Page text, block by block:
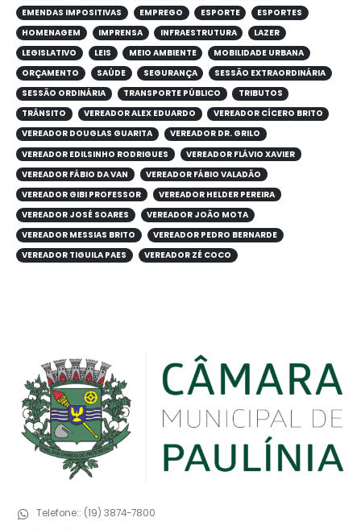
EMENDAS IMPOSITIVAS
EMPREGO ESPORTE
ESPORTES
HOMENAGEM
IMPRENSA INFRAESTRUTURA
LAZER
LEGISLATIVO
LEIS MEIO AMBIENTE
MOBILIDADE URBANA
ORÇAMENTO
SAÚDE SEGURANÇA
SESSÃO EXTRAORDINÁRIA
SESSÃO ORDINÁRIA
TRANSPORTE PÚBLICO
TRIBUTOS
TRÂNSITO
VEREADOR ALEX EDUARDO
VEREADOR CÍCERO BRITO
VEREADOR DOUGLAS GUARITA
VEREADOR DR. GRILO
VEREADOR EDILSINHO RODRIGUES
VEREADOR FLÁVIO XAVIER
VEREADOR FÁBIO DA VAN
VEREADOR FÁBIO VALADÃO
VEREADOR GIBI PROFESSOR
VEREADOR HELDER PEREIRA
VEREADOR JOSÉ SOARES
VEREADOR JOÃO MOTA
VEREADOR MESSIAS BRITO
VEREADOR PEDRO BERNARDE
VEREADOR TIGUILA PAES
VEREADOR ZÉ COCO
Telefone:: (19) 3874-7800